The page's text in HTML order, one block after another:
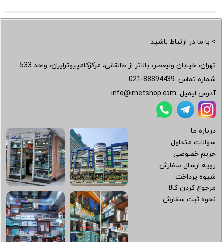
> با ما در ارتباط باشید
تهران، خیابان ولیعصر، بالاتر از طالقانی، مرکزکامپیوترایران، واحد 533
شماره تماس: 021-88894439
آدرس ایمیل: info@irnetshop.com
درباره ما
سوالات متداول
حریم خصوصی
رویه ارسال سفارش
شیوه پرداخت
مرجوع کردن کالا
نحوه ثبت سفارش